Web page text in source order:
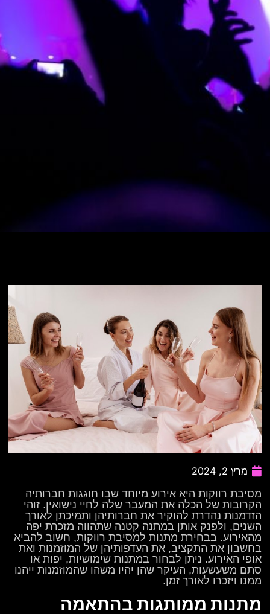
מרץ 2, 2024
מסיבת רווקות היא אירוע מיוחד שבו חוגגות חברותיה
הקרובות של הכלה את המעבר שלה לחיי נישואין. זוהי
הזדמנות נהדרת להוקיר את חברותיהן ותמיכתן לאורך
השנים, ולפנק אותן במתנה קטנה שתהווה מזכרת יפה
מהאירוע. בבחירת מתנות למסיבת רווקות, חשוב להביא
בחשבון את התקציב, את העדפותיהן של המוזמנות ואת
אופי האירוע. ניתן לבחור במתנות שימושיות, יפות או
סתם משעשעות, העיקר שהן יהיו משהו שהמוזמנות ייהנו
ממנו ויזכרו לאורך זמן.
מתנות ממותגות בהתאמה